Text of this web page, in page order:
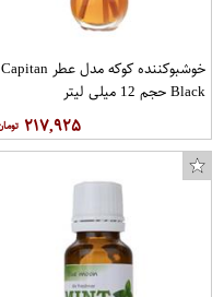
خوشبوکننده کوکه مدل عطر Capitan
Black حجم 12 میلی لیتر
۲۱۷,۹۲۵